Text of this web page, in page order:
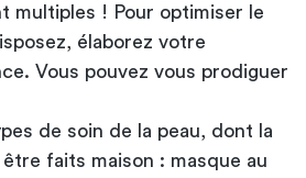
multiples ! Pour optimiser le
élaborez votre
Vous pouvez vous prodiguer
de soin de la peau, dont la
faits maison : masque au